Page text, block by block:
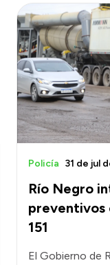
Río Negro
preventivos
151
Policía 31 de jul
El Gobierno de